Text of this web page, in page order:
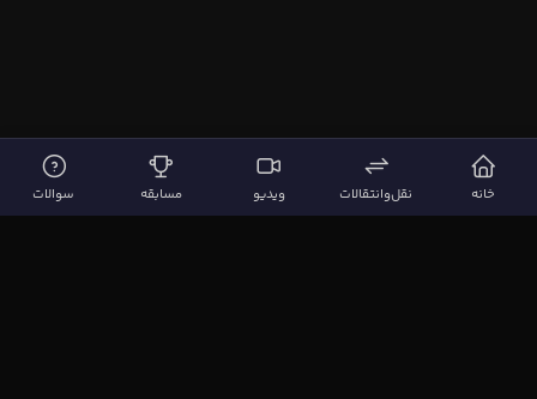
خانه نقل‌وانتقالات ویدیو مسابقه سوالات